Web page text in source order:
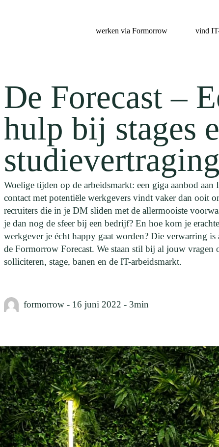
werken via Formorrow vind
De Forecast –
hulp bij stages
studievertraging
Woelige tijden op de arbeidsmarkt: een giga aanbod aan
contact met potentiële werkgevers vindt vaker dan ooit
recruiters die in je DM sliden met de allermooiste
je dan nog de sfeer bij een bedrijf? En hoe kom je
werkgever je écht happy gaat worden? Die verwarring
de Formorrow Forecast. We staan stil bij al jouw vragen
solliciteren, stage, banen en de IT-arbeidsmarkt.
formorrow - 16 juni 2022 - 3min